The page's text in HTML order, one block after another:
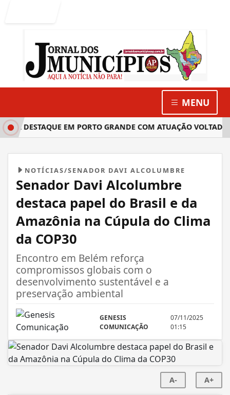
MENU
DESTAQUE EM PORTO GRANDE COM ATUAÇÃO VOLTADA
NOTÍCIAS/SENADOR DAVI ALCOLUMBRE
Senador Davi Alcolumbre
destaca papel do Brasil e da
Amazônia na Cúpula do Clima
da COP30
Encontro em Belém reforça
compromissos globais com o
desenvolvimento sustentável e a
preservação ambiental
GENESIS
COMUNICAÇÃO
07/11/2025
01:15
A- A+